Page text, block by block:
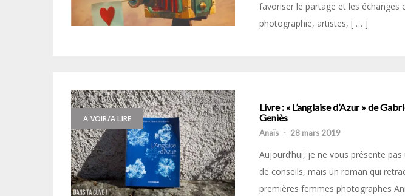
favoriser le partage et les échanges
photographie, artistes, [ … ]
A VOIR/A LIRE
Livre : « L’anglaise d’Azur » de
Geniès
Anaïs - 28 mars 2019
Aujourd’hui, je ne vous présente
de conseils, mais un roman qui
premières femmes photographes